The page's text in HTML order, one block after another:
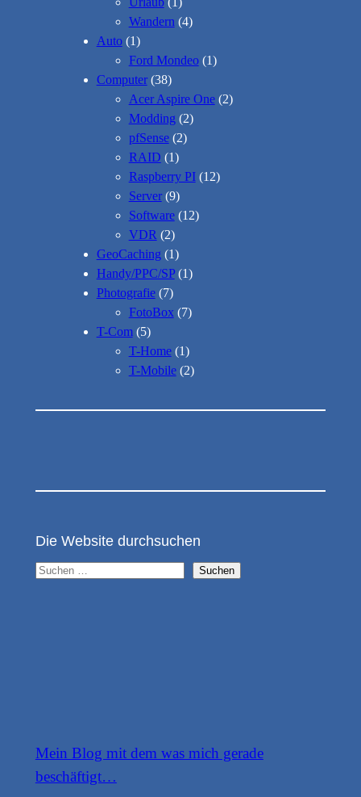
Wandern (4)
Auto(1)
Ford Mondeo(1)
Computer(38)
Acer Aspire One(2)
Modding (2)
pfSense(2)
RAID (1)
Raspberry PI(12)
Server(9)
Software(12)
VDR (2)
GeoCaching (1)
Handy/PPC/SP(1)
Photografie(7)
FotoBox (7)
T-Com(5)
T-Home(1)
T-Mobile(2)
Die Website durchsuchen
S
Suchen
Mein Blog mit dem was mich gerade
beschäftigt…